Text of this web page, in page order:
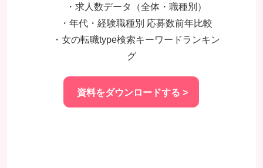
・求人数データ（全体・職種別）
・年代・経験職種別 応募数前年比較
・女の転職type検索キーワードランキン
グ
資料をダウンロードする >